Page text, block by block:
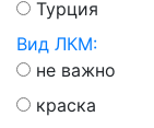
Турция
Вид ЛКМ:
не важно
краска